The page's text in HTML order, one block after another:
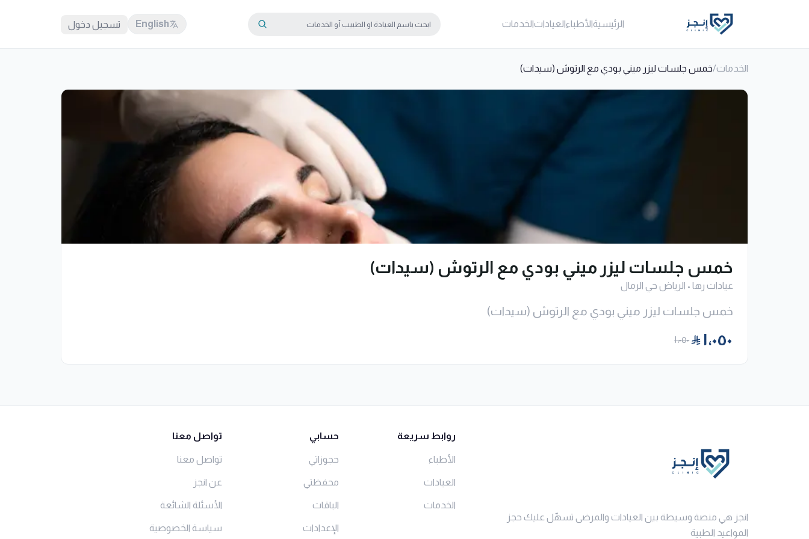
الرئيسيةالأطباءالعياداتالخدمات English تسجيل دخول
الخدمات/خمس جلسات ليزر ميني بودي مع الرتوش (سيدات)
خمس جلسات ليزر ميني بودي مع الرتوش (سيدات)
عيادات رها• الرياض حي الرمال
خمس جلسات ليزر ميني بودي مع الرتوش (سيدات)
١٬٠٥٠ ١٬٠٥٠
انجز هي منصة وسيطة بين العيادات والمرضى تسهّل عليك حجز
المواعيد الطبية
روابط سريعة
الأطباء
العيادات
الخدمات
حسابي
حجوزاتي
محفظتي
الباقات
الإعدادات
تواصل معنا
تواصل معنا
عن انجز
الأسئلة الشائعة
سياسة الخصوصية